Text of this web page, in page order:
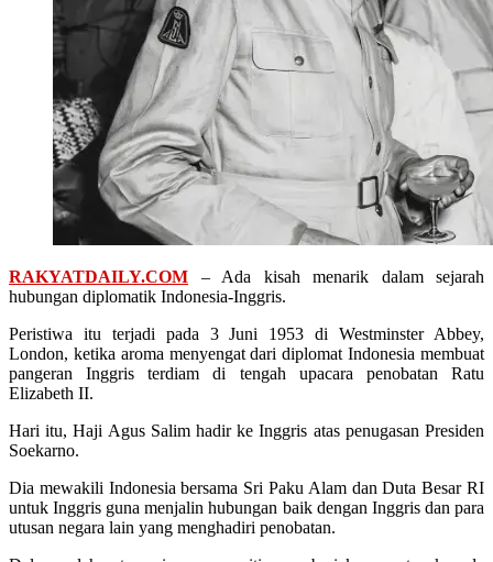
RAKYATDAILY.COM – Ada kisah menarik dalam sejarah
hubungan diplomatik Indonesia-Inggris.
Peristiwa itu terjadi pada 3 Juni 1953 di Westminster Abbey,
London, ketika aroma menyengat dari diplomat Indonesia membuat
pangeran Inggris terdiam di tengah upacara penobatan Ratu
Elizabeth II.
Hari itu, Haji Agus Salim hadir ke Inggris atas penugasan Presiden
Soekarno.
Dia mewakili Indonesia bersama Sri Paku Alam dan Duta Besar RI
untuk Inggris guna menjalin hubungan baik dengan Inggris dan para
utusan negara lain yang menghadiri penobatan.